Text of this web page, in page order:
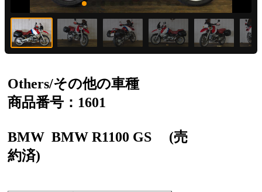
Others/その他の車種
商品番号：1601
BMW BMW R1100 GS
(売
約済)